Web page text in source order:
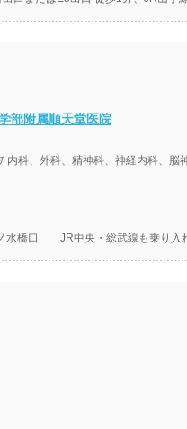
部附属順天堂医院